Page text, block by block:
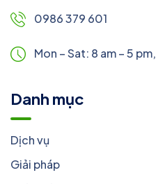
0986 379 601
Mon – Sat: 8 am – 5 pm,
Danh mục
Dịch vụ
Giải pháp